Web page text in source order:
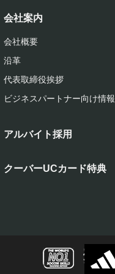
会社案内
会社概要
沿革
代表取締役挨拶
ビジネスパートナー向け情報
アルバイト採用
クーバーUCカード特典